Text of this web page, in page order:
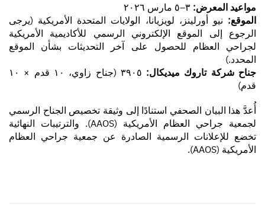
مواعيد المعرض: ٣–٥ مارس ٢٠٢٦
الموقع: نيو أورلينز، لويزيانا، الولايات المتحدة الأمريكية (يرجى
الرجوع إلى الموقع الإلكتروني الرسمي للأكاديمية الأمريكية
لجراحي العظام للحصول على آخر التحديثات بشأن الموقع
المحدد.)
جناح شركة تاروك ميديكال:
٣٩٠٥ (جناح زاوي، ١٠ قدم × ١٠
قدم)
أُعدَّ هذا البيان الصحفي استنادًا إلى وثيقة تخصيص الجناح الرسمي
لجمعية جراحي العظام الأمريكية (AAOS). والترتيبات النهائية
تخضع للإعلانات الرسمية الصادرة عن جمعية جراحي العظام
الأمريكية (AAOS).